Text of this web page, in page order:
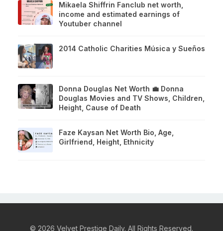
Mikaela Shiffrin Fanclub net worth,
income and estimated earnings of
Youtuber channel
2014 Catholic Charities Música y Sueños
Donna Douglas Net Worth 💼 Donna
Douglas Movies and TV Shows, Children,
Height, Cause of Death
Faze Kaysan Net Worth Bio, Age,
Girlfriend, Height, Ethnicity
© 2026 Velvet Prestige Daily. All Rights Reserved.